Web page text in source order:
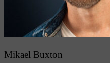
Mikael Buxton